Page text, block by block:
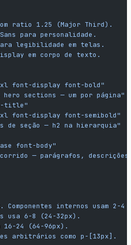
ratio 1.25 (Major Third).
para personalidade.
legibilidade em telas.
em corpo de texto.
font-display font-bold"
hero sections — um por página"
title"
font-display font-semibold"
de seção — h2 na hierarquia"
font-body"
— parágrafos,
Componentes internos usam 2-4
usa 6-8 (24-32px).
16-24 (64-96px).
arbitrários como p-[13px].